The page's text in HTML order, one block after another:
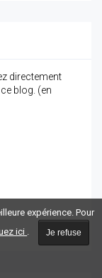
directement
blog. (en
expérience. Pour
ici . Je refuse